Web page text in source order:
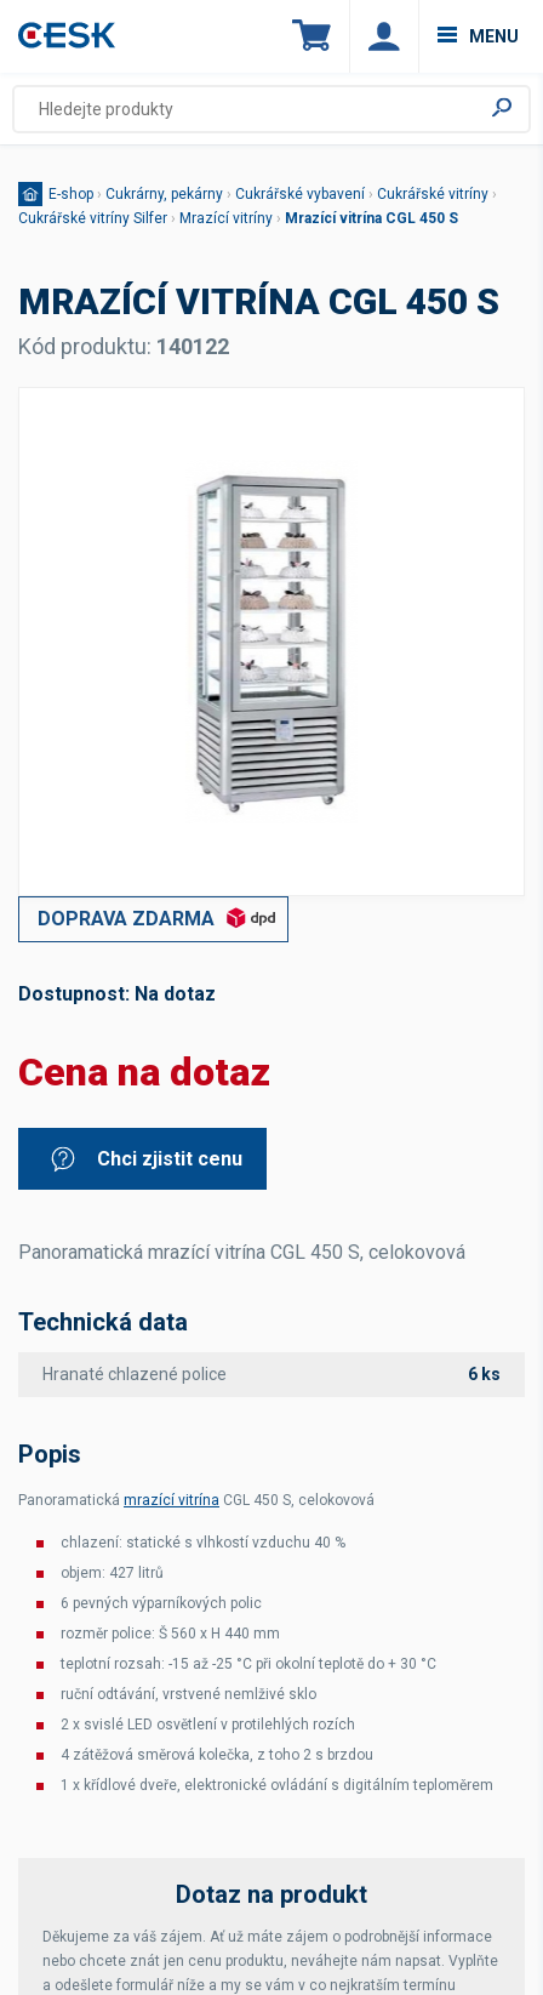
MENU
E-shop › Cukrárny, pekárny › Cukrářské vybavení › Cukrářské vitríny ›
Cukrářské vitríny Silfer › Mrazící vitríny › Mrazící vitrína CGL 450 S
MRAZÍCÍ VITRÍNA CGL 450 S
Kód produktu: 140122
DOPRAVA ZDARMA
Dostupnost: Na dotaz
Cena na dotaz
Chci zjistit cenu
Panoramatická mrazící vitrína CGL 450 S, celokovová
Technická data
Hranaté chlazené police 6 ks
Popis
Panoramatická mrazící vitrína CGL 450 S, celokovová
chlazení: statické s vlhkostí vzduchu 40 %
objem: 427 litrů
6 pevných výparníkových polic
rozměr police: Š 560 x H 440 mm
teplotní rozsah: -15 až -25 °C při okolní teplotě do + 30 °C
ruční odtávání, vrstvené nemlživé sklo
2 x svislé LED osvětlení v protilehlých rozích
4 zátěžová směrová kolečka, z toho 2 s brzdou
1 x křídlové dveře, elektronické ovládání s digitálním teploměrem
Dotaz na produkt
Děkujeme za váš zájem. Ať už máte zájem o podrobnější informace
nebo chcete znát jen cenu produktu, neváhejte nám napsat. Vyplňte
a odešlete formulář níže a my se vám v co nejkratším termínu